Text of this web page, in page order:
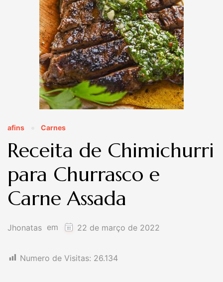
afins Carnes
Receita de Chimichurri
para Churrasco e
Carne Assada
Jhonatas em 22 de março de 2022
Numero de Visitas: 26.134